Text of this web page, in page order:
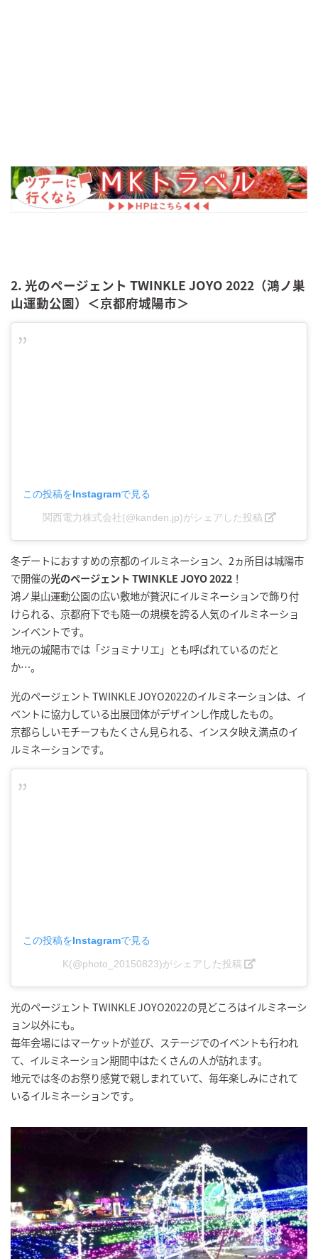
2. 光のページェント TWINKLE JOYO 2022（鴻ノ巣
山運動公園）＜京都府城陽市＞
この投稿をInstagramで見る
関西電力株式会社(@kanden.jp)がシェアした投稿
冬デートにおすすめの京都のイルミネーション、2ヵ所目は城陽市
で開催の光のページェント TWINKLE JOYO 2022 ！
鴻ノ巣山運動公園の広い敷地が贅沢にイルミネーションで飾り付
けられる、京都府下でも随一の規模を誇る人気のイルミネーショ
ンイベントです。
地元の城陽市では「ジョミナリエ」とも呼ばれているのだと
か…。
光のページェント TWINKLE JOYO2022のイルミネーションは、イ
ベントに協力している出展団体がデザインし作成したもの。
京都らしいモチーフもたくさん見られる、インスタ映え満点のイ
ルミネーションです。
この投稿をInstagramで見る
K(@photo_20150823)がシェアした投稿
光のページェント TWINKLE JOYO2022の見どころはイルミネーシ
ョン以外にも。
毎年会場にはマーケットが並び、ステージでのイベントも行われ
て、イルミネーション期間中はたくさんの人が訪れます。
地元では冬のお祭り感覚で親しまれていて、毎年楽しみにされて
いるイルミネーションです。